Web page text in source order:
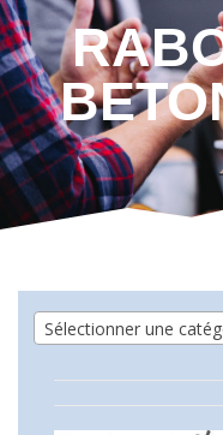
Sélectionner une